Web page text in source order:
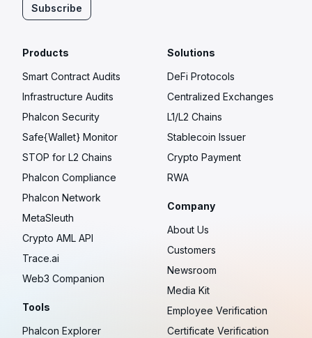
Subscribe
Products
Smart Contract Audits
Infrastructure Audits
Phalcon Security
Safe{Wallet} Monitor
STOP for L2 Chains
Phalcon Compliance
Phalcon Network
MetaSleuth
Crypto AML API
Trace.ai
Web3 Companion
Tools
Phalcon Explorer
Solutions
DeFi Protocols
Centralized Exchanges
L1/L2 Chains
Stablecoin Issuer
Crypto Payment
RWA
Company
About Us
Customers
Newsroom
Media Kit
Employee Verification
Certificate Verification